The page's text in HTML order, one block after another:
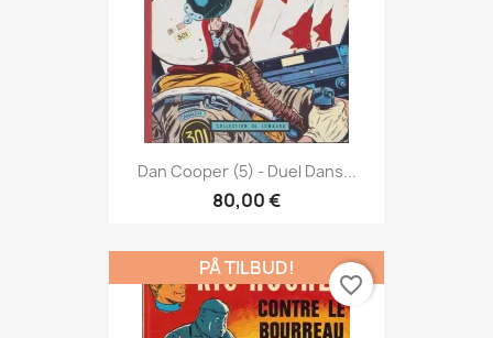
Dan Cooper (5) - Duel Dans...
80,00 €
PÅ TILBUD!
favorite_border